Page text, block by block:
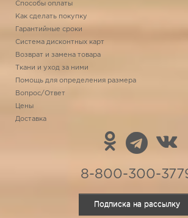
Способы оплаты
Как сделать покупку
Гарантийные сроки
Система дисконтных карт
Возврат и замена товара
Ткани и уход за ними
Помощь для определения размера
Вопрос/Ответ
Цены
Доставка
8-800-300-
Подписка на рассылку